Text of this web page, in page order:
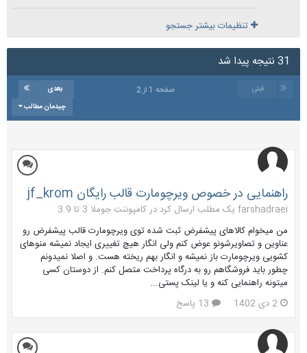
تنظیمات بیشتر جستجو
31 نتیجه پیدا شد
قبلی بعدی صفحه 1 از 2
چیدمان مطالب
راهنمایی در خصوص ویرچومارت قالب رایگان jf_krom
farshadraei یک مطلب ارسال کرد در
کامپوننت جوملا 3 تا 3.9
من میخوام کالاهای پیشفرض ثبت شده توی ویرچومارت قالب پیشفرض رو
عناوین و تصاویرشونو عوض کنم ولی انگار هیچ تغییری ایجاد نمیشه منوهای
کشویی ویرچومارت باز نمیشه و انگار بهم ریخته هست. و اصلا نمیدونم
چطور باید فروشگاهم رو به درگاه پرداخت متصل کنم. از دوستان کسی
میتونه راهنمایی کنه و یا لینک پستی...
2 دی 1402